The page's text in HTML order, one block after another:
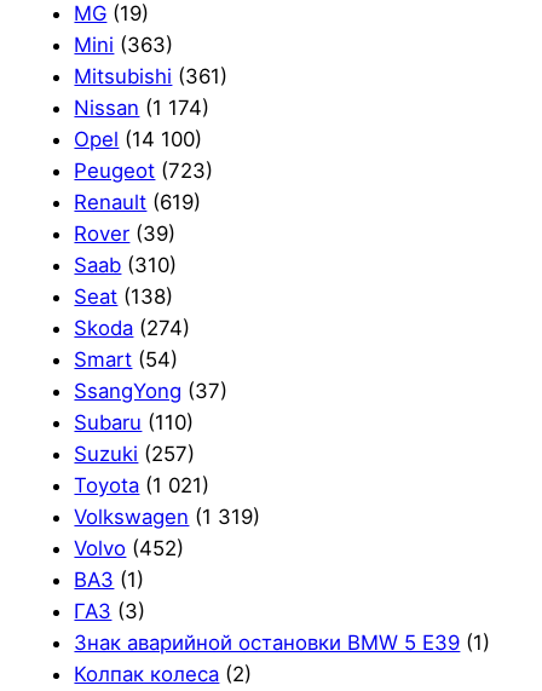
MG (19)
Mini (363)
Mitsubishi (361)
Nissan (1 174)
Opel (14 100)
Peugeot (723)
Renault (619)
Rover (39)
Saab (310)
Seat (138)
Skoda (274)
Smart (54)
SsangYong (37)
Subaru (110)
Suzuki (257)
Toyota (1 021)
Volkswagen (1 319)
Volvo (452)
ВАЗ (1)
ГАЗ (3)
Знак аварийной остановки BMW 5 E39 (1)
Колпак колеса (2)